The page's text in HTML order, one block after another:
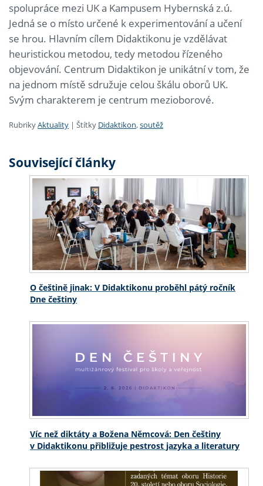
spolupráce mezi UK a Kampusem Hybernská z.ú.
Jedná se o místo určené k experimentování a učení
se hrou. Hlavním cílem Didaktikonu je vzdělávat
heuristickou metodou, tedy metodou řízeného
objevování. Centrum Didaktikon je unikátní v tom, že
na jednom místě sdružuje celou škálu oborů UK.
Svým charakterem je centrum mezioborové.
RubrikyAktuality | Štítky Didaktikon,soutěž
Související články
O češtině jinak: V Didaktikonu proběhl pátý ročník
Dne češtiny
Víc než diktáty a Božena Němcová: Den češtiny
v Didaktikonu přibližuje pestrost jazyka a literatury